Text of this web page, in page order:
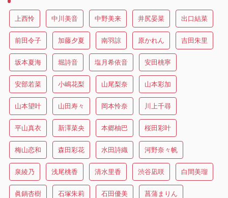
上西怜 中川美音 中野美来 井尻晏菜 出口結菜
前田令子 加藤夕夏 南羽諒 原かれん 吉田朱里
坂本夏海 堀詩音 塩月希依音 安田桃寧
安部若菜 小嶋花梨 山尾梨奈 山本彩加
山本望叶 山田寿々 岡本怜奈 川上千尋
平山真衣 新澤菜央 本郷柚巴 桜田彩叶
梅山恋和 森田彩花 水田詩織 河野奈々帆
泉綾乃 浅尾桃香 清水里香 渋谷凪咲 白間美瑠
眞鍋杏樹 石塚朱莉 石田優美 菖蒲まりん